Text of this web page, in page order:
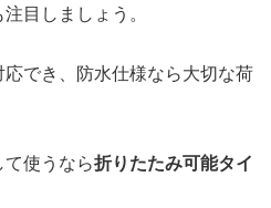
目しましょう。
でき、防水仕様なら大切な荷
使うなら折りたたみ可能タイ